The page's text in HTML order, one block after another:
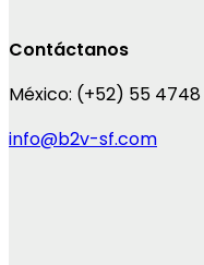
Contáctanos
México: (+52) 55 4748
info@b2v-sf.com